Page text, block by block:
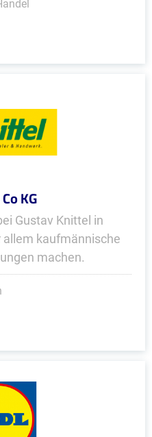
KG
Gustav Knittel in
allem kaufmännische
machen.